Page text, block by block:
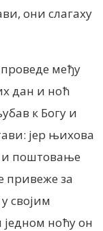
они слагаху
међу
дан и ноћ
к Богу и
јер њихова
поштовање
привеже за
својим
ноћу он